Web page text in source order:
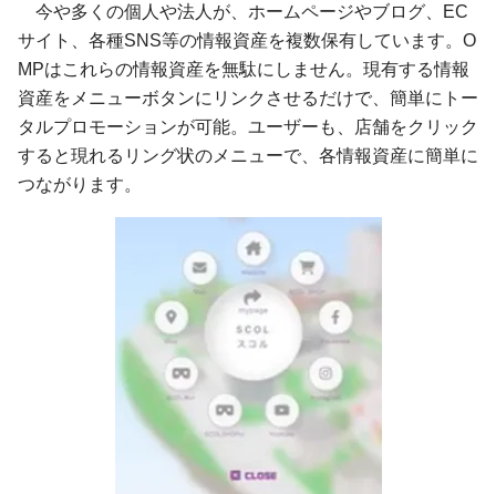
今や多くの個人や法人が、ホームページやブログ、EC
サイト、各種SNS等の情報資産を複数保有しています。O
MPはこれらの情報資産を無駄にしません。現有する情報
資産をメニューボタンにリンクさせるだけで、簡単にトー
タルプロモーションが可能。ユーザーも、店舗をクリック
すると現れるリング状のメニューで、各情報資産に簡単に
つながります。